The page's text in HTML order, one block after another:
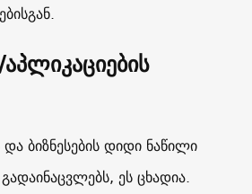
აპლიკაციების
ბიზნესების დიდი ნაწილი
ეს ცხადია.